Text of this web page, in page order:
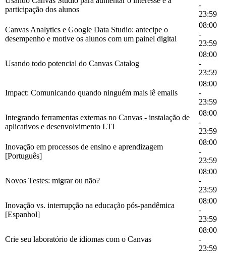
participação dos alunos
-
23:59
Canvas Analytics e Google Data Studio: antecipe o
desempenho e motive os alunos com um painel digital
08:00
-
23:59
Usando todo potencial do Canvas Catalog
08:00
-
23:59
Impact: Comunicando quando ninguém mais lê emails
08:00
-
23:59
Integrando ferramentas externas no Canvas - instalação de
aplicativos e desenvolvimento LTI
08:00
-
23:59
Inovação em processos de ensino e aprendizagem
[Português]
08:00
-
23:59
Novos Testes: migrar ou não?
08:00
-
23:59
Inovação vs. interrupção na educação pós-pandêmica
[Espanhol]
08:00
-
23:59
Crie seu laboratório de idiomas com o Canvas
08:00
-
23:59